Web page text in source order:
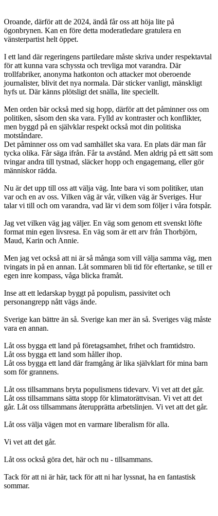
Oroande, därför att de 2024, ändå får oss att höja lite på
ögonbrynen. Kan en före detta moderatledare gratulera en
vänsterpartist helt öppet.
I ett land där regeringens partiledare måste skriva under respektavtal
för att kunna vara schyssta och trevliga mot varandra. Där
trollfabriker, anonyma hatkonton och attacker mot oberoende
journalister, blivit det nya normala. Där sticker vanligt, mänskligt
hyfs ut. Där känns plötsligt det snälla, lite speciellt.
Men orden bär också med sig hopp, därför att det påminner oss om
politiken, såsom den ska vara. Fylld av kontraster och konflikter,
men byggd på en självklar respekt också mot din politiska
motståndare.
Det påminner oss om vad samhället ska vara. En plats där man får
tycka olika. Får säga ifrån. Får ta avstånd. Men aldrig på ett sätt som
tvingar andra till tystnad, släcker hopp och engagemang, eller gör
människor rädda.
Nu är det upp till oss att välja väg. Inte bara vi som politiker, utan
var och en av oss. Vilken väg är vår, vilken väg är Sveriges. Hur
talar vi till och om varandra, vad lär vi dem som följer i våra fotspår.
Jag vet vilken väg jag väljer. En väg som genom ett svenskt löfte
format min egen livsresa. En väg som är ett arv från Thorbjörn,
Maud, Karin och Annie.
Men jag vet också att ni är så många som vill välja samma väg, men
tvingats in på en annan. Låt sommaren bli tid för eftertanke, se till er
egen inre kompass, våga blicka framåt.
Inse att ett ledarskap byggt på populism, passivitet och
personangrepp nått vägs ände.
Sverige kan bättre än så. Sverige kan mer än så. Sveriges väg måste
vara en annan.
Låt oss bygga ett land på företagsamhet, frihet och framtidstro.
Låt oss bygga ett land som håller ihop.
Låt oss bygga ett land där framgång är lika självklart för mina barn
som för grannens.
Låt oss tillsammans bryta populismens tidevarv. Vi vet att det går.
Låt oss tillsammans sätta stopp för klimatorättvisan. Vi vet att det
går. Låt oss tillsammans återupprätta arbetslinjen. Vi vet att det går.
Låt oss välja vägen mot en varmare liberalism för alla.
Vi vet att det går.
Låt oss också göra det, här och nu - tillsammans.
Tack för att ni är här, tack för att ni har lyssnat, ha en fantastisk
sommar.